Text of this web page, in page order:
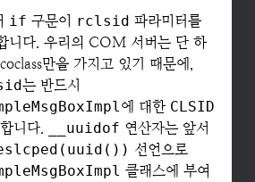
if 구문이 rclsid 파라미터를
니다. 우리의 COM 서버는 단 하
만을 가지고 있기 때문에,
는 반드시
에 대한 CLSID
니다.
__uuidof 연산자는 앞서
선언으로
클래스에 부여